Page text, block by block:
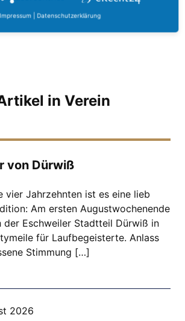
in Verein
von Dürwiß
vier Jahrzehnten ist es eine lieb
Am ersten Augustwochenende
der Eschweiler Stadtteil Dürwiß in
für Laufbegeisterte. Anlass
Stimmung […]
2026
Impressum | Datenschutzerklärung